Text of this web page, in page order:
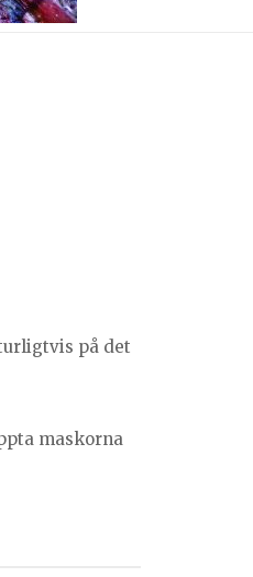
på det
maskorna